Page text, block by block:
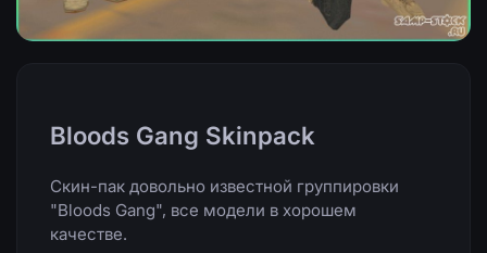
Bloods Gang Skinpack
Скин-пак довольно известной группировки
"Bloods Gang", все модели в хорошем
качестве.